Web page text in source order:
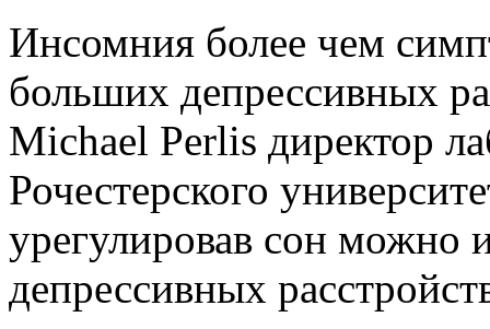
Инсомния более чем
больших депрессивных
Michael Perlis директор
Рочестерского
урегулировав сон можно
депрессивных